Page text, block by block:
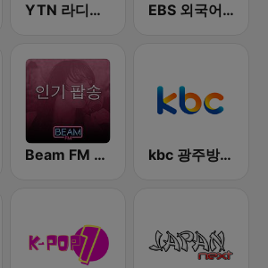
YTN 라디오 (YTN FM) - 24 Hours News Channel EBS 외국어 라디오 (i-radio)
Beam FM - 취향저격 감각 팝송 kbc 광주방송 MyFM